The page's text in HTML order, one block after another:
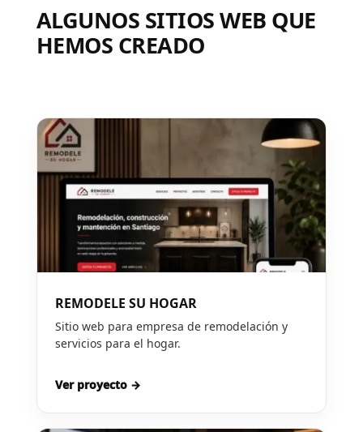
ALGUNOS SITIOS WEB QUE
HEMOS CREADO
REMODELE SU HOGAR
Sitio web para empresa de remodelación y
servicios para el hogar.
Ver proyecto →